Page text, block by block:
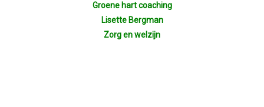
20-11-2026 Dag Van De Ondernemer
15-04-2026 ALV!
Groene hart coaching
Lisette Bergman
Zorg en welzijn